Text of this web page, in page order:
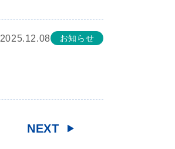
2025.12.08 お知らせ
NEXT